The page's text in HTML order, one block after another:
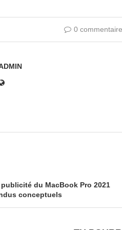
0
du MacBook Pro 2021
conceptuels